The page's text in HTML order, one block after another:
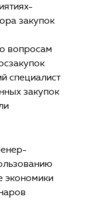
закупок
вопросам
специалист
закупок
экономики